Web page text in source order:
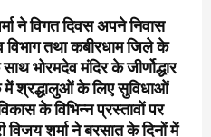
ने विगत दिवस अपने निवास
विभाग तथा कबीरधाम जिले के
भोरमदेव मंदिर के जीर्णोद्धार
श्रद्धालुओं के लिए सुविधाओं
के विभिन्न प्रस्तावों पर
विजय शर्मा ने बरसात के दिनों में